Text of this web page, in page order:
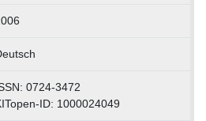
0724-3472
ID: 1000024049